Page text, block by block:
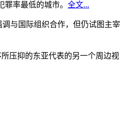
率最低的城市。 全文...
与国际组织合作，但仍试图主宰
压抑的东亚代表的另一个周边视